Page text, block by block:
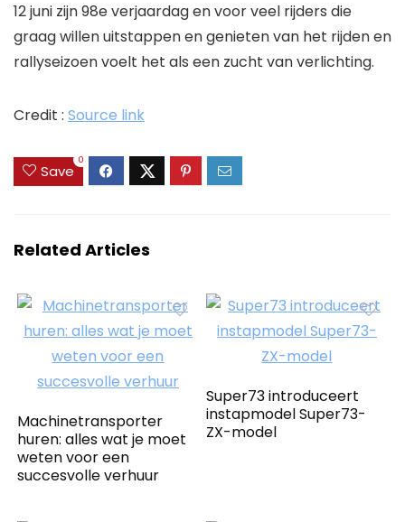
12 juni zijn 98e verjaardag en voor veel rijders die
graag willen uitstappen en genieten van het rijden en
rallyseizoen voelt het als een zucht van verlichting.
Credit : Source link
Save
0
Related Articles
Machinetransporter
huren: alles wat je moet
weten voor een
succesvolle verhuur
Super73 introduceert
instapmodel Super73-
ZX-model